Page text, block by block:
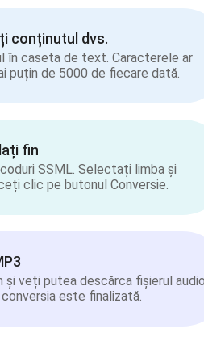
conținutul dvs.
în caseta de text. Caracterele ar
puțin de 5000 de fiecare dată.
fin
SSML. Selectați limba și
clic pe butonul Conversie.
veți putea descărca fișierul
este finalizată.